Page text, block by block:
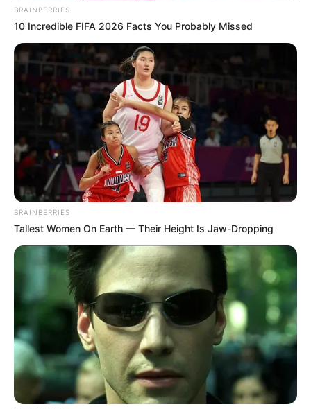
BRAINBERRIES
10 Incredible FIFA 2026 Facts You Probably Missed
BRAINBERRIES
Tallest Women On Earth — Their Height Is Jaw-Dropping